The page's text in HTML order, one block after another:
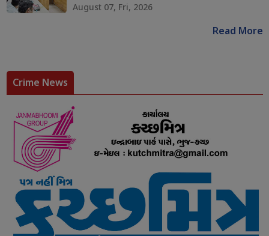
August 07, Fri, 2026
Read More
Crime News